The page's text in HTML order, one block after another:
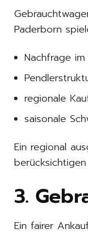
Paderborn
Nachfrage
regionale
saisonale
Ein regional
3.
Ein fairer